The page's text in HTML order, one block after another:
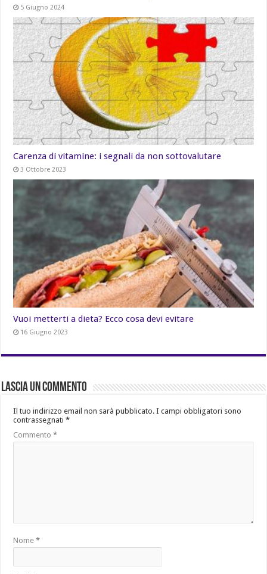
5 Giugno 2024
Carenza di vitamine: i segnali da non sottovalutare
3 Ottobre 2023
Vuoi metterti a dieta? Ecco cosa devi evitare
16 Giugno 2023
Lascia un commento
Il tuo indirizzo email non sarà pubblicato. I campi obbligatori sono
contrassegnati*
Commento*
Nome*